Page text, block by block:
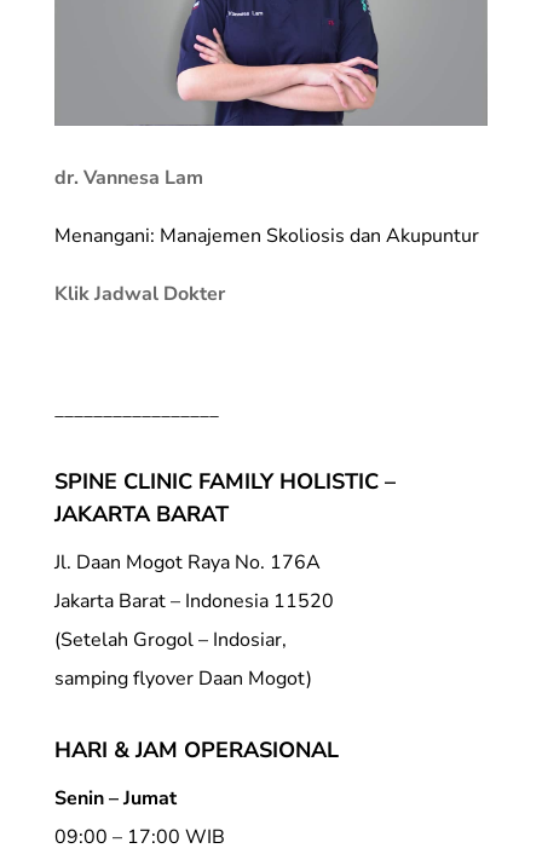
dr. Vannesa Lam
Menangani: Manajemen Skoliosis dan Akupuntur
Klik Jadwal Dokter
_________________
SPINE CLINIC FAMILY HOLISTIC –
JAKARTA BARAT
Jl. Daan Mogot Raya No. 176A
Jakarta Barat – Indonesia 11520
(Setelah Grogol – Indosiar,
samping flyover Daan Mogot)
HARI & JAM OPERASIONAL
Senin – Jumat
09:00 – 17:00 WIB